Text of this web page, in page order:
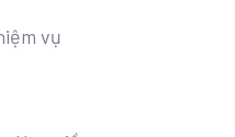
vụ